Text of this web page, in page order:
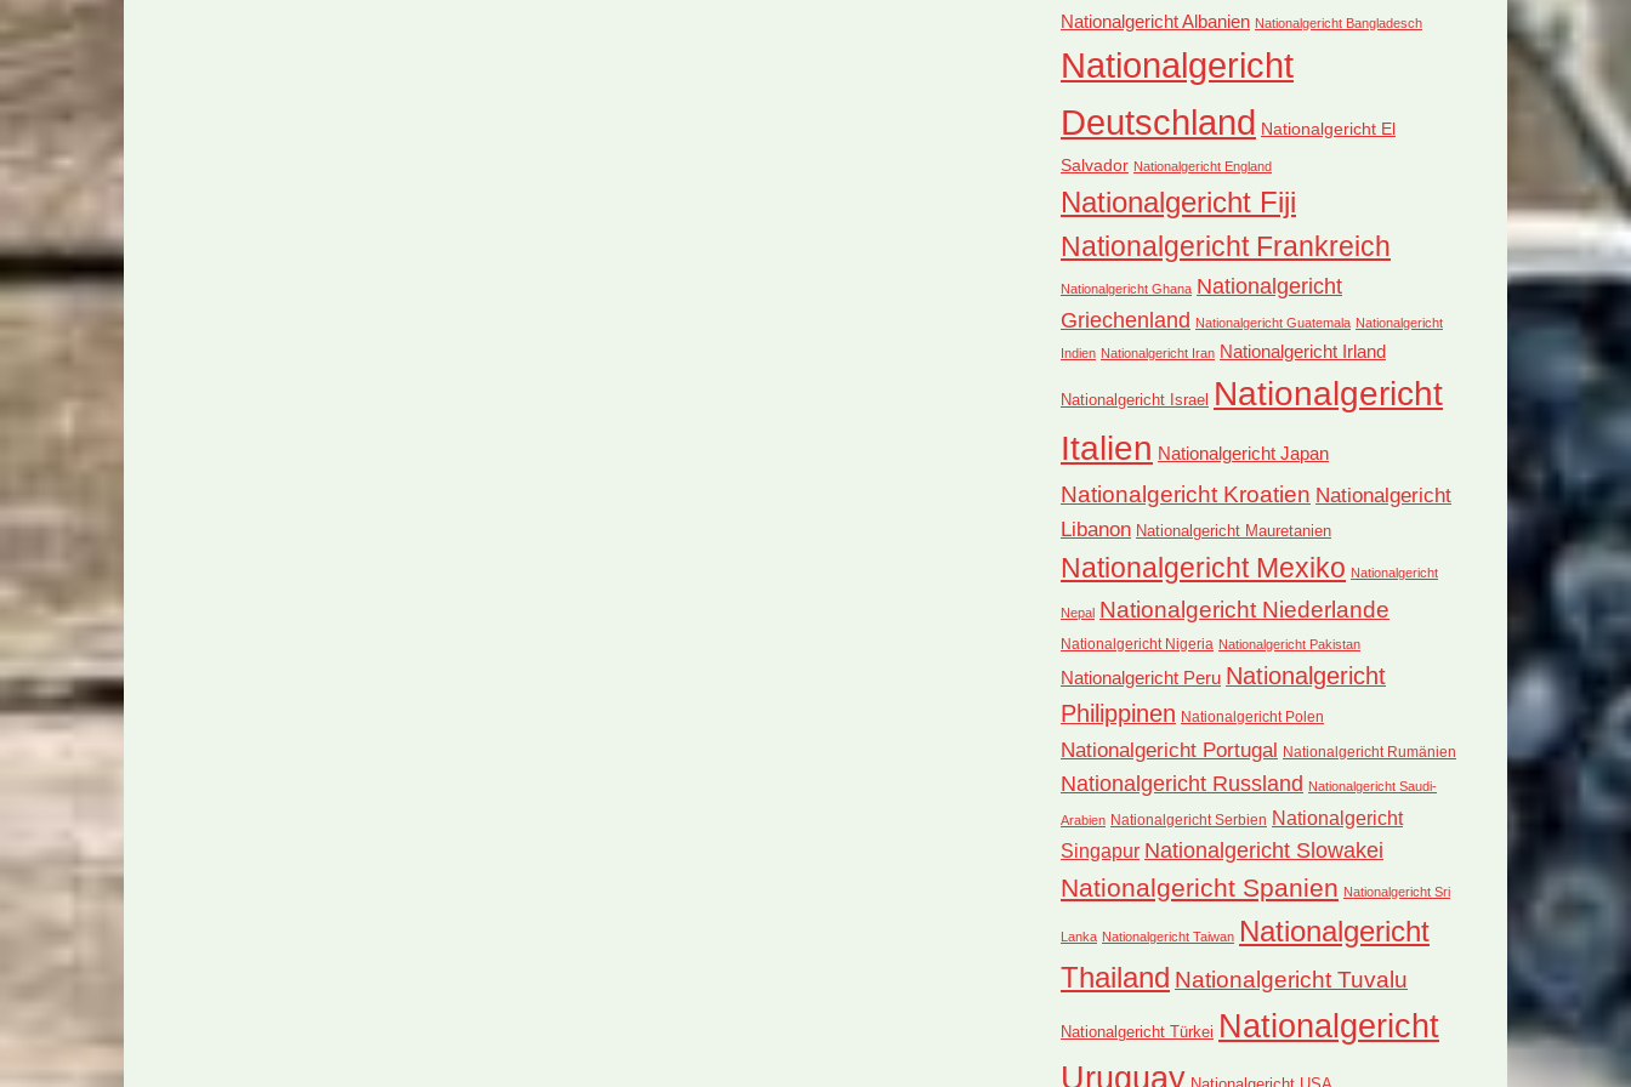
Nationalgericht Albanien Nationalgericht Bangladesch
Nationalgericht
Deutschland Nationalgericht El
Salvador Nationalgericht England
Nationalgericht Fiji
Nationalgericht Frankreich
Nationalgericht Ghana Nationalgericht
Griechenland Nationalgericht Guatemala Nationalgericht
Indien Nationalgericht Iran Nationalgericht Irland
Nationalgericht Israel Nationalgericht
Italien Nationalgericht Japan
Nationalgericht Kroatien Nationalgericht
Libanon Nationalgericht Mauretanien
Nationalgericht Mexiko Nationalgericht
Nepal Nationalgericht Niederlande
Nationalgericht Nigeria Nationalgericht Pakistan
Nationalgericht Peru Nationalgericht
Philippinen Nationalgericht Polen
Nationalgericht Portugal Nationalgericht Rumänien
Nationalgericht Russland Nationalgericht Saudi-
Arabien Nationalgericht Serbien Nationalgericht
Singapur Nationalgericht Slowakei
Nationalgericht Spanien Nationalgericht Sri
Lanka Nationalgericht Taiwan Nationalgericht
Thailand Nationalgericht Tuvalu
Nationalgericht Türkei Nationalgericht
Uruguay